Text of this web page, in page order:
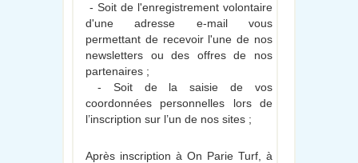
- Soit de l'enregistrement volontaire
d'une adresse e-mail vous
permettant de recevoir l'une de nos
newsletters ou des offres de nos
partenaires ;
- Soit de la saisie de vos
coordonnées personnelles lors de
l’inscription sur l’un de nos sites ;
Après inscription à On Parie Turf, à